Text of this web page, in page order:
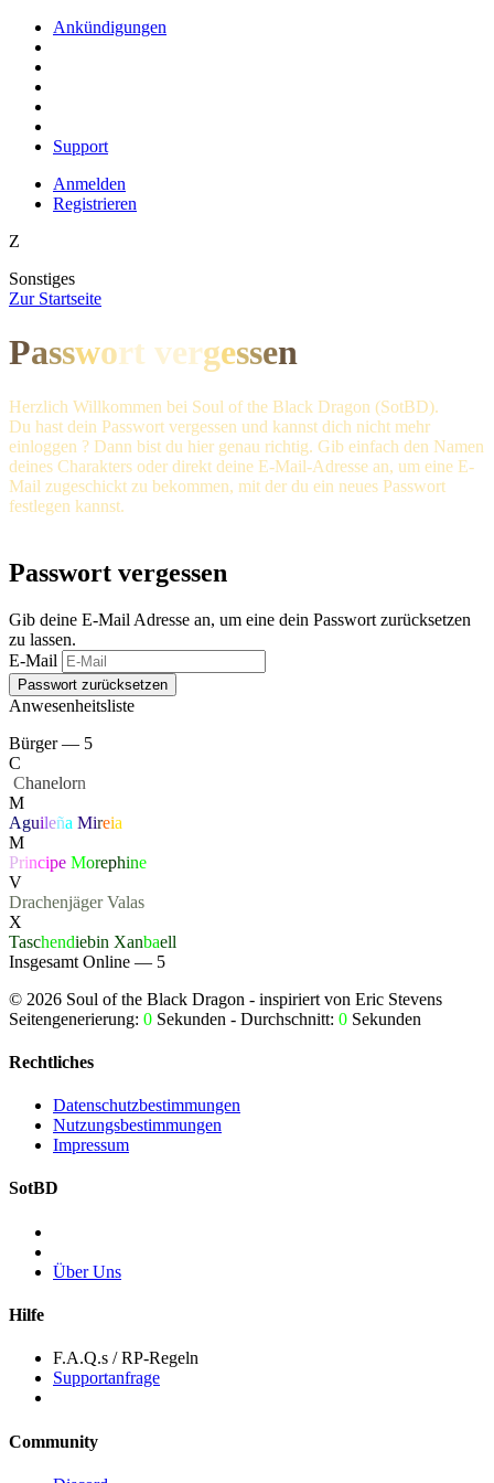
Ankündigungen
Support
Anmelden
Registrieren
Z
Sonstiges
Zur Startseite
Passwort vergessen
Herzlich Willkommen bei Soul of the Black Dragon (SotBD).
Du hast dein Passwort vergessen und kannst dich nicht mehr
einloggen ? Dann bist du hier genau richtig. Gib einfach den Namen
deines Charakters oder direkt deine E-Mail-Adresse an, um eine E-
Mail zugeschickt zu bekommen, mit der du ein neues Passwort
festlegen kannst.
Passwort vergessen
Gib deine E-Mail Adresse an, um eine dein Passwort zurücksetzen
zu lassen.
E-Mail
Anwesenheitsliste
Bürger — 5
C
Chanelorn
M
Aguileña Mireia
M
Principe Morephine
V
Drachenjäger Valas
X
Taschendiebin Xanbaell
Insgesamt Online — 5
© 2026 Soul of the Black Dragon - inspiriert von Eric Stevens
Seitengenerierung: 0 Sekunden - Durchschnitt: 0 Sekunden
Rechtliches
Datenschutzbestimmungen
Nutzungsbestimmungen
Impressum
SotBD
Über Uns
Hilfe
F.A.Q.s / RP-Regeln
Supportanfrage
Community